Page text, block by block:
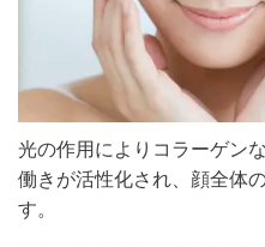
光の作用によりコラーゲン
働きが活性化され、顔全体
す。